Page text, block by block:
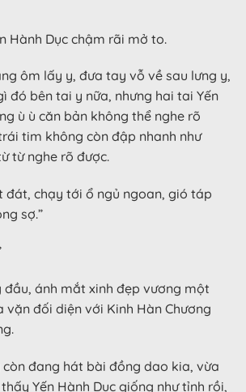
Hành Dục chậm rãi mở to.
ôm lấy y, đưa tay vỗ về sau lưng y,
đó bên tai y nữa, nhưng hai tai Yến
ù ù căn bản không thể nghe rõ
tim không còn đập nhanh như
từ nghe rõ được.
đát, chạy tới ổ ngủ ngoan, gió táp
sợ.”
đầu, ánh mắt xinh đẹp vương một
vặn đối diện với Kinh Hàn Chương
còn đang hát bài đồng dao kia, vừa
Yến Hành Dục giống như tỉnh rồi,